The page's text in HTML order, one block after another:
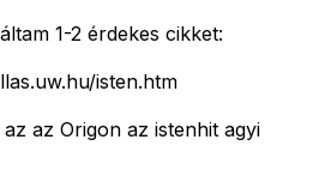
1-2 érdekes cikket:
isten.htm
az Origon az istenhit agyi